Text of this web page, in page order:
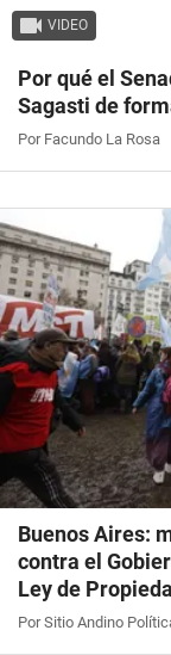
VIDEO
Por qué el
Sagasti de
Por Facundo La Rosa
Buenos Aires:
contra el
Ley de
Por Sitio Andino